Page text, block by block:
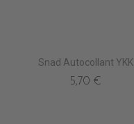
Snad Autocollant YKK
5,70 €